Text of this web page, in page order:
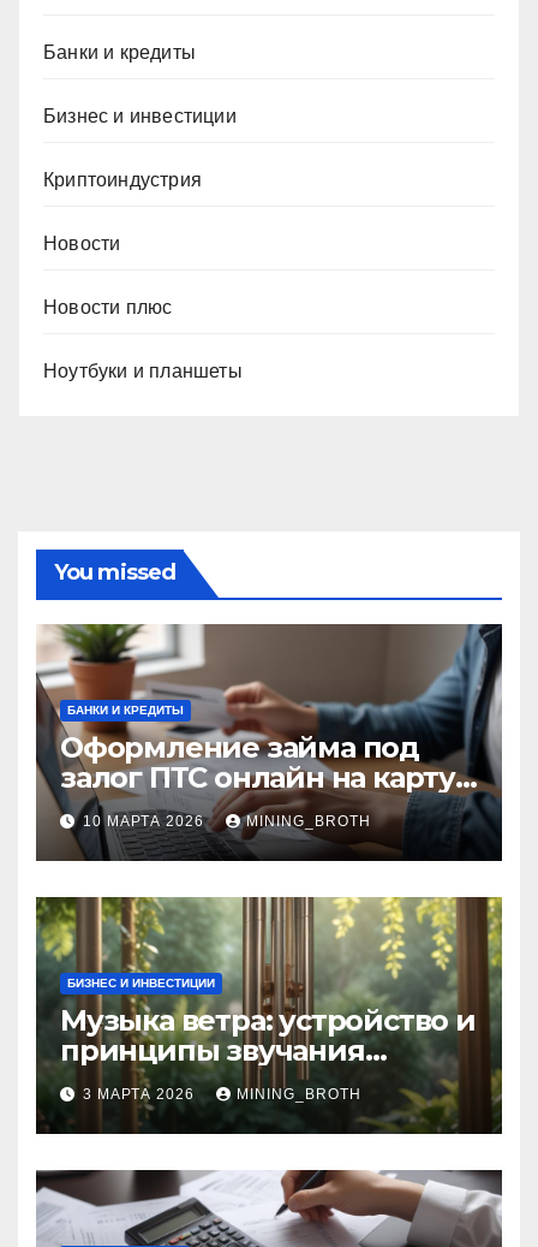
Банки и кредиты
Бизнес и инвестиции
Криптоиндустрия
Новости
Новости плюс
Ноутбуки и планшеты
You missed
БАНКИ И КРЕДИТЫ
Оформление займа под
залог ПТС онлайн на карту
без визита в офис: порядок,
требования и документы
10 МАРТА 2026 MINING_BROTH
БИЗНЕС И ИНВЕСТИЦИИ
Музыка ветра: устройство и
принципы звучания
колокольчиков
3 МАРТА 2026 MINING_BROTH